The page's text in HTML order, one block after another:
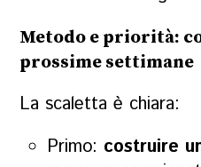
Metodo e priorità:
prossime settimane
La scaletta è chiara:
Primo: costruire